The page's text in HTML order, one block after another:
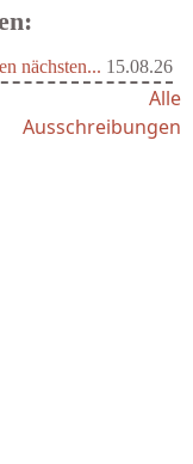
nächsten... 15.08.26
Alle
Ausschreibungen